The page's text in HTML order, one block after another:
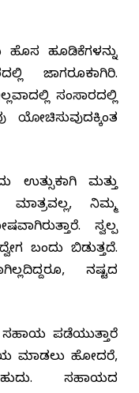
ಹೊಸ ಹೂಡಿಕೆಗಳನ್ನು
ಜಾಗರೂಕರಾಗಿರಿ.
ಸಂಸಾರದಲ್ಲಿ
ಯೋಚಿಸುವುದಕ್ಕಿಂತ
ಉತ್ಸುಕರಾಗಿ ಮತ್ತು
ಮಾತ್ರವಲ್ಲ, ನಿಮ್ಮ
ಸ್ವಲ್ಪ
ಬಂದು ಬಿಡುತ್ತದೆ.
ನಷ್ಟದ
ಪಡೆಯುತ್ತಾರೆ
ಮಾಡಲು ಹೋದರೆ,
ಸಹಾಯದ